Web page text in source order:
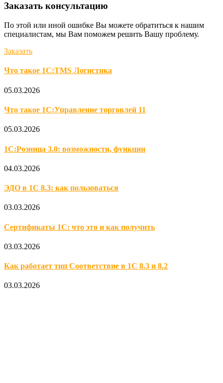
Заказать консультацию
По этой или иной ошибке Вы можете обратиться к нашим
специалистам, мы Вам поможем решить Вашу проблему.
Заказать
Что такое 1С:TMS Логистика
05.03.2026
Что такое 1С:Управление торговлей 11
05.03.2026
1С:Розница 3.0: возможности, функции
04.03.2026
ЭДО в 1С 8.3: как пользоваться
03.03.2026
Сертификаты 1С: что это и как получить
03.03.2026
Как работает тип Соответствие в 1С 8.3 и 8.2
03.03.2026